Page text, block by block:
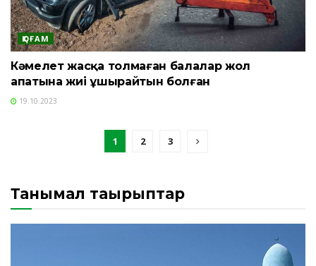
ҚОҒАМ
Кәмелет жасқа толмаған балалар жол
апатына жиі ұшырайтын болған
19.10.2023
1 2 3
Танымал тақырыптар